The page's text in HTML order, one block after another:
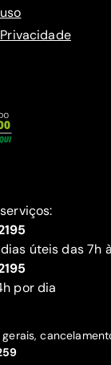
úteis das 7h
por dia